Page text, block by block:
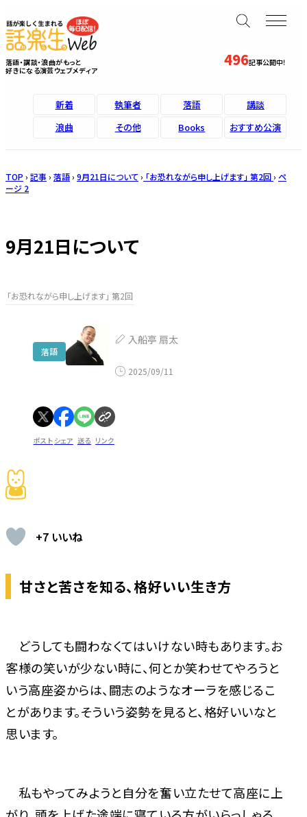
496記事公開中！
落語・講談・浪曲がもっと
好きになる演芸ウェブメディア
新着 執筆者 落語
講談
浪曲
その他 Books おすすめ公演
TOP › 記事 › 落語› 9月21日について› 「お恐れながら申し上げます」 第2回› ペ
ージ 2
9月21日について
「お恐れながら申し上げます」 第2回
落語
入船亭 扇太
2025/09/11
ポスト シェア 送る リンク
+7 いいね
甘さと苦さを知る、格好いい生き方
どうしても闘わなくてはいけない時もあります。お
客様の笑いが少ない時に、何とか笑わせてやろうと
いう高座姿からは、闘志のようなオーラを感じるこ
とがあります。そういう姿勢を見ると、格好いいなと
思います。
私もやってみようと自分を奮い立たせて高座に上